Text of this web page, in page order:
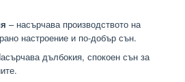
– насърчава производството на
настроение и по-добър сън.
дълбокия, спокоен сън за